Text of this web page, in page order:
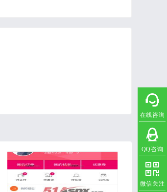
在线咨询
QQ咨询
微信关注